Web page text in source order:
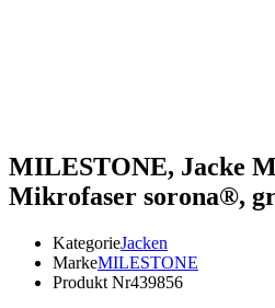
MILESTONE, Jacke
Mikrofaser sorona®,
KategorieJacken
MarkeMILESTONE
Produkt Nr439856